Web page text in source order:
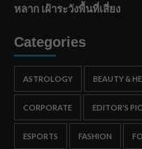
หลาก เฝ้าระวังพื้นที่เสี่ยง
Categories
ASTROLOGY BEAUTY &
CORPORATE EDITOR'S
ESPORTS FASHION